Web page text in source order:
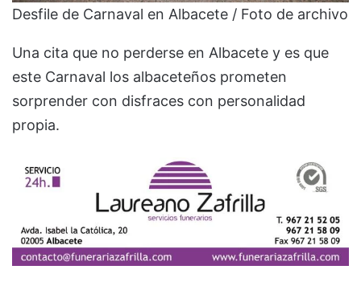
Desfile de Carnaval en Albacete / Foto de archivo
Una cita que no perderse en Albacete y es que
este Carnaval los albaceteños prometen
sorprender con disfraces con personalidad
propia.